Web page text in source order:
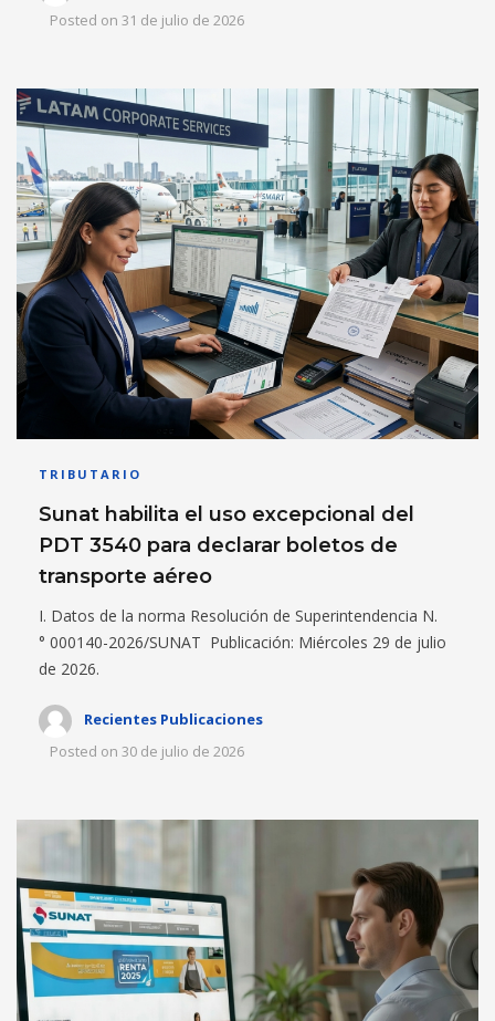
Posted on 31 de julio de 2026
TRIBUTARIO
Sunat habilita el uso excepcional del
PDT 3540 para declarar boletos de
transporte aéreo
I. Datos de la norma Resolución de Superintendencia N.
° 000140-2026/SUNAT Publicación: Miércoles 29 de julio
de 2026.
Recientes Publicaciones
Posted on 30 de julio de 2026